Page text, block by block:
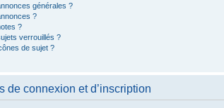
générales ?
?
?
verrouillés ?
de sujet ?
de connexion et d’inscription